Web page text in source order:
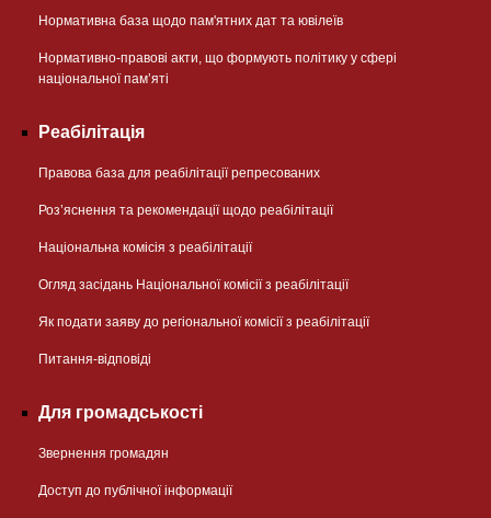
Нормативна база щодо пам'ятних дат та ювілеїв
Нормативно-правові акти, що формують політику у сфері
національної памʼяті
Реабілітація
Правова база для реабілітації репресованих
Розʼяснення та рекомендації щодо реабілітації
Національна комісія з реабілітації
Огляд засідань Національної комісії з реабілітації
Як подати заяву до регіональної комісії з реабілітації
Питання-відповіді
Для громадськості
Звернення громадян
Доступ до публічної інформації